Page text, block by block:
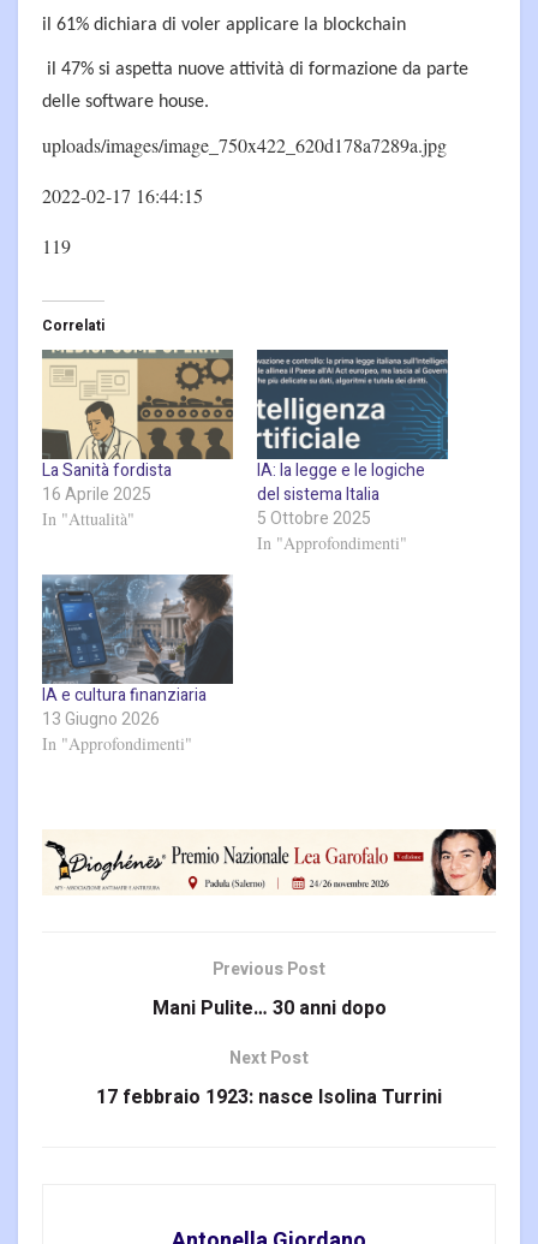
il 61% dichiara di voler applicare la blockchain
il 47% si aspetta nuove attività di formazione da parte
delle software house.
uploads/images/image_750x422_620d178a7289a.jpg
2022-02-17 16:44:15
119
Correlati
La Sanità fordista
16 Aprile 2025
In "Attualità"
IA: la legge e le logiche
del sistema Italia
5 Ottobre 2025
In "Approfondimenti"
IA e cultura finanziaria
13 Giugno 2026
In "Approfondimenti"
Previous Post
Mani Pulite… 30 anni dopo
Next Post
17 febbraio 1923: nasce Isolina Turrini